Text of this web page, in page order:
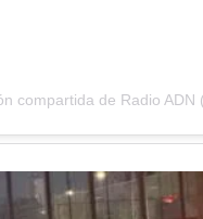
compartida de Radio ADN